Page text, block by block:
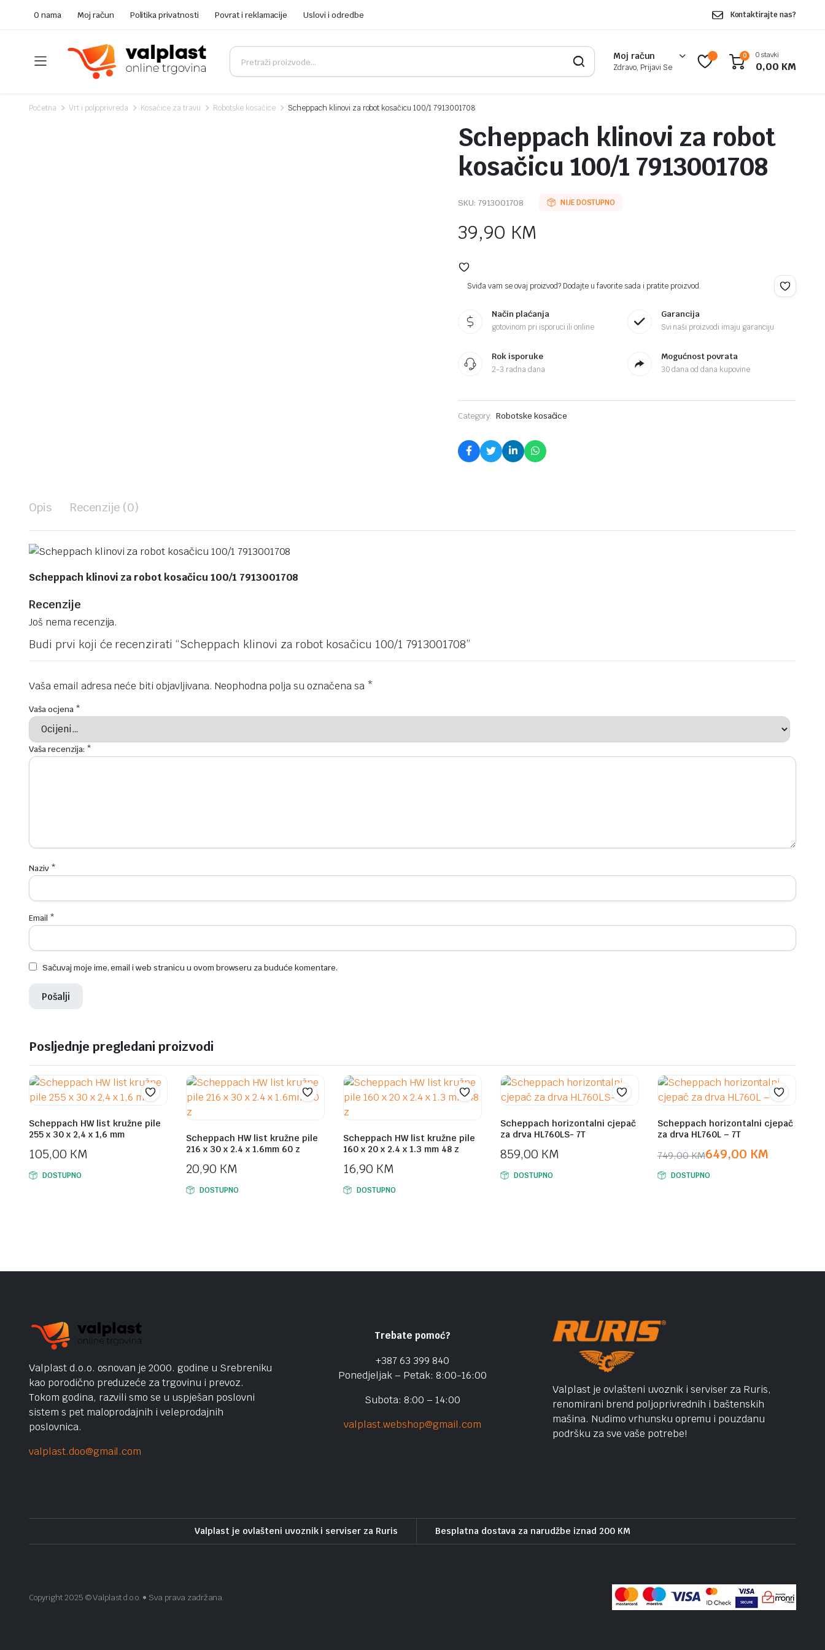
O nama Moj račun Politika privatnosti Povrat i reklamacije Uslovi i odredbe Kontaktirajte nas?
Moj račun
Zdravo, Prijavi Se
0 0 stavki
0,00 KM
Početna Vrt i poljoprivreda Kosačice za travu Robotske kosačice Scheppach klinovi za robot kosačicu 100/1 7913001708
Scheppach klinovi za robot
kosačicu 100/1 7913001708
SKU: 7913001708 NIJE DOSTUPNO
39,90 KM
Sviđa vam se ovaj proizvod? Dodajte u favorite sada i pratite proizvod.
Način plaćanja
gotovinom pri isporuci ili online
Garancija
Svi naši proizvodi imaju garanciju
Rok isporuke
2-3 radna dana
Mogućnost povrata
30 dana od dana kupovine
Category: Robotske kosačice
Opis Recenzije (0)
Scheppach klinovi za robot kosačicu 100/1 7913001708
Recenzije
Još nema recenzija.
Budi prvi koji će recenzirati “Scheppach klinovi za robot kosačicu 100/1 7913001708”
Vaša email adresa neće biti objavljivana. Neophodna polja su označena sa *
Vaša ocjena *
Vaša recenzija: *
Naziv *
Email *
Sačuvaj moje ime, email i web stranicu u ovom browseru za buduće komentare.
Posljednje pregledani proizvodi
Scheppach HW list kružne pile
255 x 30 x 2,4 x 1,6 mm
105,00 KM
DOSTUPNO
Scheppach HW list kružne pile
216 x 30 x 2.4 x 1.6mm 60 z
20,90 KM
DOSTUPNO
Scheppach HW list kružne pile
160 x 20 x 2.4 x 1.3 mm 48 z
16,90 KM
DOSTUPNO
Scheppach horizontalni cjepač
za drva HL760LS- 7T
859,00 KM
DOSTUPNO
Scheppach horizontalni cjepač
za drva HL760L – 7T
749,00KM
Original
price
649,00 KM
Current
price
DOSTUPNO
Valplast d.o.o. osnovan je 2000. godine u Srebreniku
kao porodično preduzeće za trgovinu i prevoz.
Tokom godina, razvili smo se u uspješan poslovni
sistem s pet maloprodajnih i veleprodajnih
poslovnica.
valplast.doo@gmail.com
Trebate pomoć?
+387 63 399 840
Ponedjeljak – Petak: 8:00-16:00
Subota: 8:00 – 14:00
valplast.webshop@gmail.com
Valplast je ovlašteni uvoznik i serviser za Ruris,
renomirani brend poljoprivrednih i baštenskih
mašina. Nudimo vrhunsku opremu i pouzdanu
podršku za sve vaše potrebe!
Valplast je ovlašteni uvoznik i serviser za Ruris Besplatna dostava za narudžbe iznad 200 KM
Copyright 2025 © Valplast d.o.o. • Sva prava zadržana.